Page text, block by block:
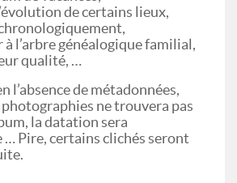
de certains lieux,
à l’arbre généalogique familial,
qualité, …
l’absence de métadonnées,
ne trouvera pas
la datation sera
Pire, certains clichés seront